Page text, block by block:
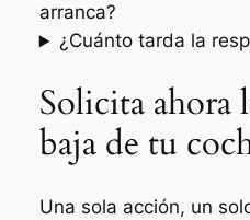
arranca?
¿Cuánto tarda la
Solicita ahora
baja de tu
Una sola acción, un